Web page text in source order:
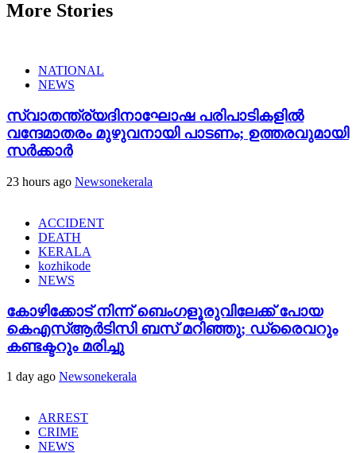
More Stories
NATIONAL
NEWS
സ്വാതന്ത്ര്യദിനാഘോഷ പരിപാടികളിൽ
വന്ദേമാതരം മുഴുവനായി പാടണം; ഉത്തരവുമായി
സർക്കാർ
23 hours ago Newsonekerala
ACCIDENT
DEATH
KERALA
kozhikode
NEWS
കോഴിക്കോട് നിന്ന് ബെംഗളൂരുവിലേക്ക് പോയ
കെഎസ്ആർടിസി ബസ് മറിഞ്ഞു; ഡ്രൈവറും
കണ്ടക്ടറും മരിച്ചു
1 day ago Newsonekerala
ARREST
CRIME
NEWS